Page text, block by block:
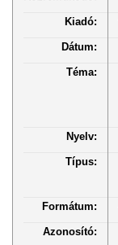
Kiadó:
Dátum:
Téma:
Nyelv:
Típus:
Formátum:
Azonosító: